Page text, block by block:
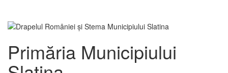
Primăria Municipiului